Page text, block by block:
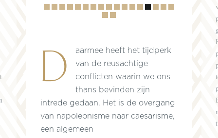
Hoofdstuk
1 2 3 4 5 6 7 8 9 10 11 12 13 14 15
17
Daarmee heeft het tijdperk
van de reusachtige
conflicten waarin we ons
thans bevinden zijn
intrede gedaan. Het is de overgang
van napoleonisme naar caesarisme,
een algemeen